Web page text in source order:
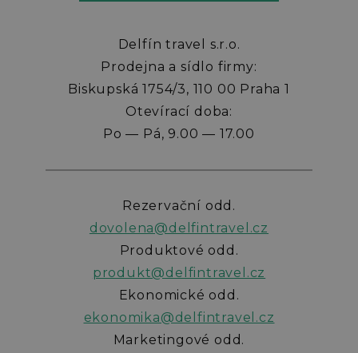
Delfín travel s.r.o.
Prodejna a sídlo firmy:
Biskupská 1754/3, 110 00 Praha 1
Otevírací doba:
Po — Pá, 9.00 — 17.00
Rezervační odd.
dovolena@delfintravel.cz
Produktové odd.
produkt@delfintravel.cz
Ekonomické odd.
ekonomika@delfintravel.cz
Marketingové odd.